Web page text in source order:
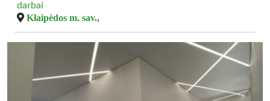
darbai
Klaipėdos m. sav.,